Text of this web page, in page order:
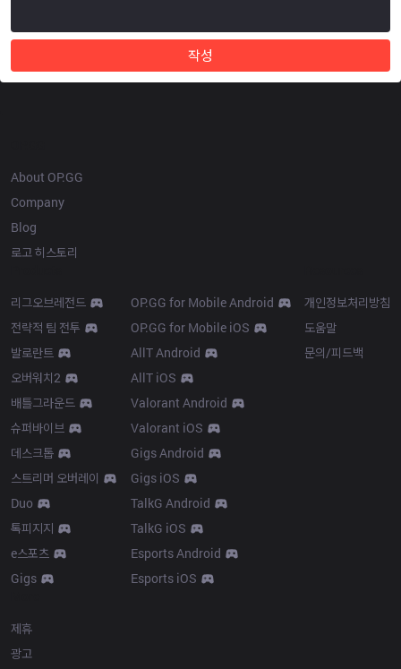
작성
About OP.GG
Company
Blog
로고 히스토리
리그오브레전드
전략적 팀 전투
발로란트
오버워치2
배틀그라운드
슈퍼바이브
데스크톱
스트리머 오버레이
Duo
톡피지지
e스포츠
Gigs
OP.GG for Mobile Android
OP.GG for Mobile iOS
AllT Android
AllT iOS
Valorant Android
Valorant iOS
Gigs Android
Gigs iOS
TalkG Android
TalkG iOS
Esports Android
Esports iOS
개인정보처리방침
도움말
문의/피드백
제휴
광고